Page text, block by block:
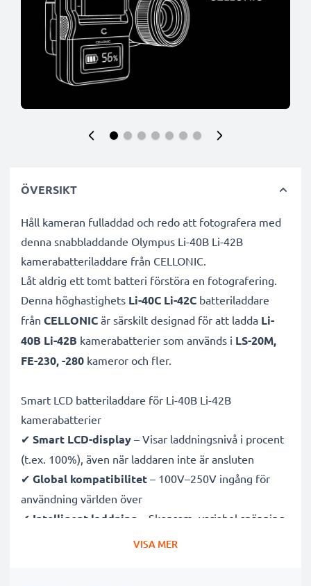
ÖVERSIKT
Håll kameran fulladdad och redo att fotografera med
denna snabbladdande Olympus Li-40B Li-42B
kamerabatteriladdare från CELLONIC.
Låt aldrig ett tomt batteri förstöra en fotografering.
Denna höghastighets Li-40C Li-42C batteriladdare
från CELLONIC är särskilt designad för att ladda Li-
40B Li-42B kamerabatterier som används i LS-20M,
FE-230, -280 kameror och fler.
Smart LCD batteriladdare för Li-40B Li-42B
kamerabatterier
✔ Smart LCD-display – Visar laddningsnivå i procent
(t.ex. 100%), även när laddaren inte är ansluten
✔ Global kompatibilitet – 100V–250V ingång för
användning världen över
✔ Intelligent laddning – Skonsam, variabel spänning
förlänger batteriets livslängd
VISA MER